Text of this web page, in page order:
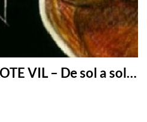
VIL – De sol a sol…